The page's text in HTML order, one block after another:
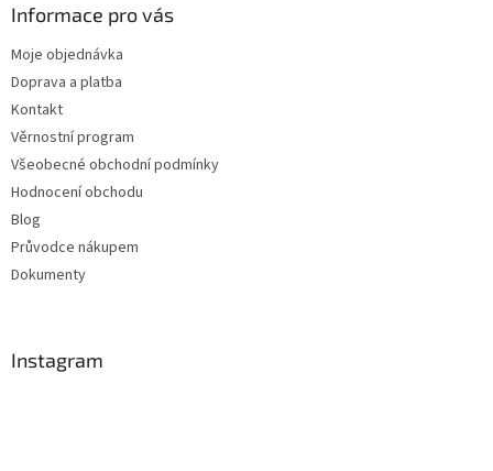
Informace pro vás
Moje objednávka
Doprava a platba
Kontakt
Věrnostní program
Všeobecné obchodní podmínky
Hodnocení obchodu
Blog
Průvodce nákupem
Dokumenty
Instagram